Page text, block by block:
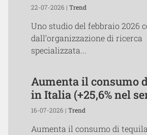
22-07-2026 | Trend
Uno studio del febbraio 2026
dall’organizzazione di ricerca
specializzata...
Aumenta il consumo
in Italia (+25,6% nel
16-07-2026 | Trend
Aumenta il consumo di